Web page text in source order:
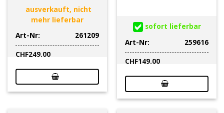
ausverkauft, nicht
mehr lieferbar
Art-Nr:
261209
CHF249.00
sofort lieferbar
Art-Nr:
259616
CHF149.00